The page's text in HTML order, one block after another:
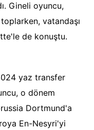
Gineli oyuncu,
vatandaşı
de konuştu.
yaz transfer
o dönem
Dortmund'a
En-Nesyri'yi